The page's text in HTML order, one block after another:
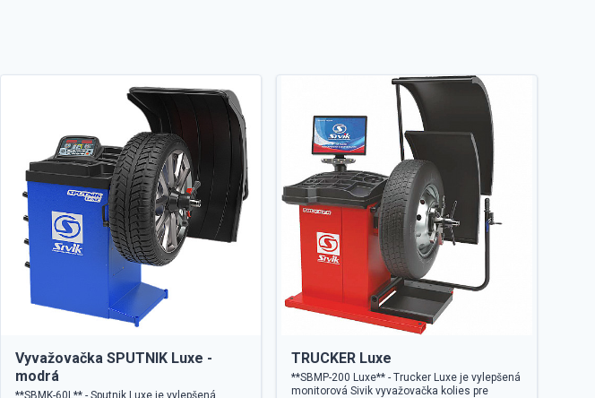
Vyvažovačka SPUTNIK Luxe -
modrá
**SBMK-60L** - Sputnik Luxe je vylepšená
TRUCKER Luxe
**SBMP-200 Luxe** - Trucker Luxe je vylepšená
monitorová Sivik vyvažovačka kolies pre